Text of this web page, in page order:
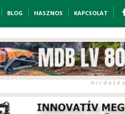
BLOG HASZNOS KAPCSOLAT
h i r d e t é s